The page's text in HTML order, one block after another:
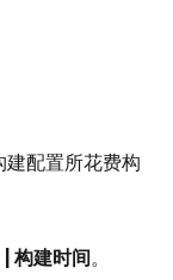
配置所花费构
构建时间。